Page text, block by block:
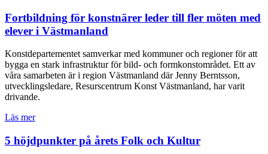
Fortbildning för konstnärer leder till fler möten med
elever i Västmanland
Konstdepartementet samverkar med kommuner och regioner för att
bygga en stark infrastruktur för bild- och formkonstområdet. Ett av
våra samarbeten är i region Västmanland där Jenny Berntsson,
utvecklingsledare, Resurscentrum Konst Västmanland, har varit
drivande.
Läs mer
5 höjdpunkter på årets Folk och Kultur